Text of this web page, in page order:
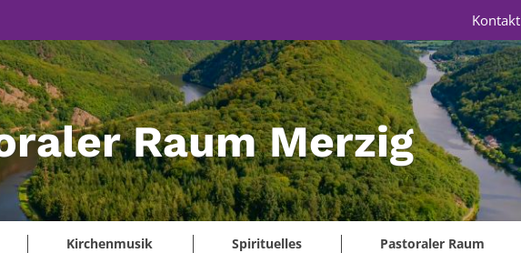
Raum Merzig
Kirchenmusik Spirituelles Pastoraler Raum
Kontakt